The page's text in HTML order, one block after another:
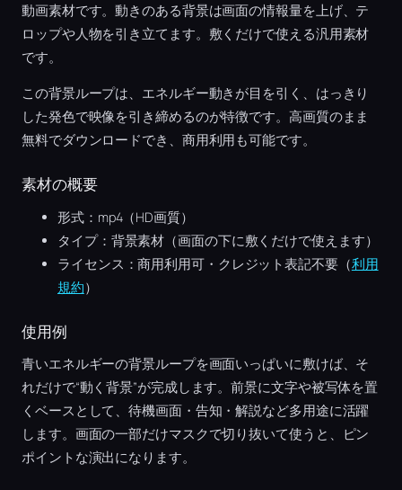
動画素材です。動きのある背景は画面の情報量を上げ、テ
ロップや人物を引き立てます。敷くだけで使える汎用素材
です。
この背景ループは、エネルギー動きが目を引く、はっきり
した発色で映像を引き締めるのが特徴です。高画質のまま
無料でダウンロードでき、商用利用も可能です。
素材の概要
形式：mp4（HD画質）
タイプ：背景素材（画面の下に敷くだけで使えます）
ライセンス：商用利用可・クレジット表記不要（利用
規約）
使用例
青いエネルギーの背景ループを画面いっぱいに敷けば、そ
れだけで“動く背景”が完成します。前景に文字や被写体を置
くベースとして、待機画面・告知・解説など多用途に活躍
します。画面の一部だけマスクで切り抜いて使うと、ピン
ポイントな演出になります。